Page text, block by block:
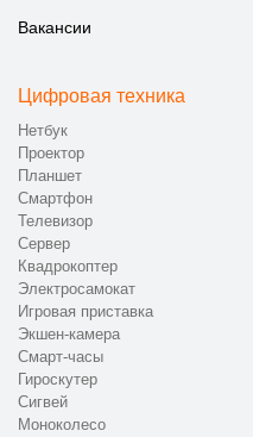
Вакансии
Цифровая техника
Нетбук
Проектор
Планшет
Смартфон
Телевизор
Сервер
Квадрокоптер
Электросамокат
Игровая приставка
Экшен-камера
Смарт-часы
Гироскутер
Сигвей
Моноколесо